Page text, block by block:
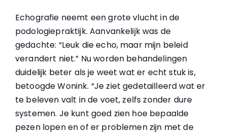
Echografie neemt een grote vlucht in de
podologiepraktijk. Aanvankelijk was de
gedachte: “Leuk die echo, maar mijn beleid
verandert niet.” Nu worden behandelingen
duidelijk beter als je weet wat er echt stuk is,
betoogde Wonink. “Je ziet gedetailleerd wat er
te beleven valt in de voet, zelfs zonder dure
systemen. Je kunt goed zien hoe bepaalde
pezen lopen en of er problemen zijn met de